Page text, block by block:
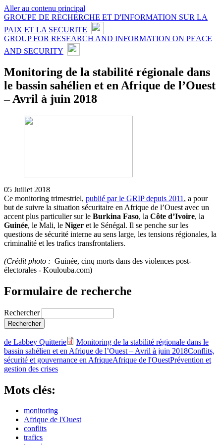
Aller au contenu principal
GROUPE DE RECHERCHE ET D'INFORMATION SUR LA
PAIX ET LA SECURITE
GROUP FOR RESEARCH AND INFORMATION ON PEACE
AND SECURITY
Monitoring de la stabilité régionale dans
le bassin sahélien et en Afrique de l’Ouest
– Avril à juin 2018
05 Juillet 2018
Ce monitoring trimestriel, publié par le GRIP depuis 2011 , a pour
but de suivre la situation sécuritaire en Afrique de l’Ouest avec un
accent plus particulier sur le Burkina Faso, la Côte d’Ivoire, la
Guinée, le Mali, le Niger et le Sénégal. Il se penche sur les
questions de sécurité interne au sens large, les tensions régionales, la
criminalité et les trafics transfrontaliers.
(Crédit photo : Guinée, cinq morts dans des violences post-
électorales - Koulouba.com)
Formulaire de recherche
Rechercher
de Labbey Quitterie
Monitoring de la stabilité régionale dans le
bassin sahélien et en Afrique de l’Ouest – Avril à juin 2018Conflits,
sécurité et gouvernance en AfriqueAfrique de l'OuestPrévention et
gestion des crises
Mots clés:
monitoring
Afrique de l'Ouest
conflits
trafics